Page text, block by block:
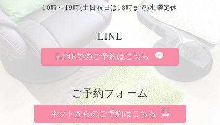
10時～19時(土日祝日は18時まで)水曜定休
LINE
LINEでのご予約はこちら
ご予約フォーム
ネットからのご予約はこちら